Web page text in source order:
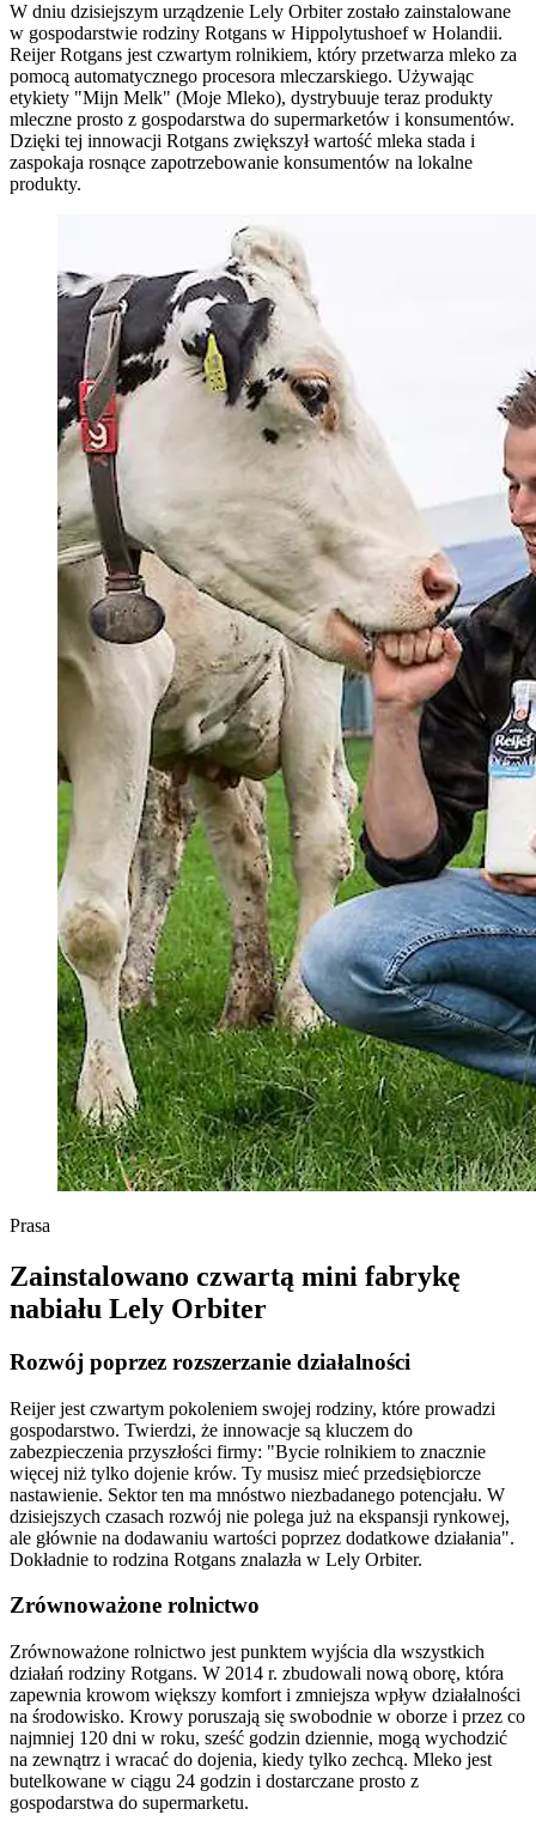
W dniu dzisiejszym urządzenie Lely Orbiter zostało zainstalowane
w gospodarstwie rodziny Rotgans w Hippolytushoef w Holandii.
Reijer Rotgans jest czwartym rolnikiem, który przetwarza mleko za
pomocą automatycznego procesora mleczarskiego. Używając
etykiety "Mijn Melk" (Moje Mleko), dystrybuuje teraz produkty
mleczne prosto z gospodarstwa do supermarketów i konsumentów.
Dzięki tej innowacji Rotgans zwiększył wartość mleka stada i
zaspokaja rosnące zapotrzebowanie konsumentów na lokalne
produkty.
Prasa
Zainstalowano czwartą mini fabrykę
nabiału Lely Orbiter
Rozwój poprzez rozszerzanie działalności
Reijer jest czwartym pokoleniem swojej rodziny, które prowadzi
gospodarstwo. Twierdzi, że innowacje są kluczem do
zabezpieczenia przyszłości firmy: "Bycie rolnikiem to znacznie
więcej niż tylko dojenie krów. Ty musisz mieć przedsiębiorcze
nastawienie. Sektor ten ma mnóstwo niezbadanego potencjału. W
dzisiejszych czasach rozwój nie polega już na ekspansji rynkowej,
ale głównie na dodawaniu wartości poprzez dodatkowe działania".
Dokładnie to rodzina Rotgans znalazła w Lely Orbiter.
Zrównoważone rolnictwo
Zrównoważone rolnictwo jest punktem wyjścia dla wszystkich
działań rodziny Rotgans. W 2014 r. zbudowali nową oborę, która
zapewnia krowom większy komfort i zmniejsza wpływ działalności
na środowisko. Krowy poruszają się swobodnie w oborze i przez co
najmniej 120 dni w roku, sześć godzin dziennie, mogą wychodzić
na zewnątrz i wracać do dojenia, kiedy tylko zechcą. Mleko jest
butelkowane w ciągu 24 godzin i dostarczane prosto z
gospodarstwa do supermarketu.